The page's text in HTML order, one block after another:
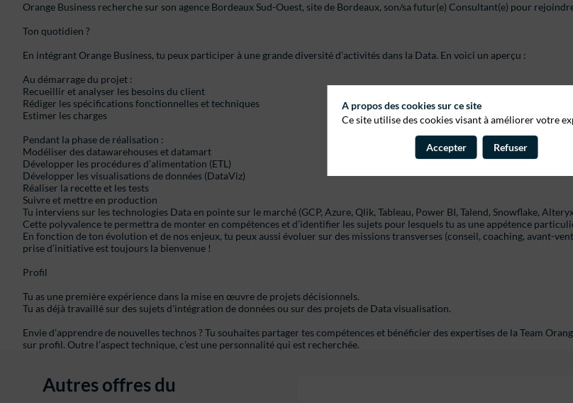
Orange Business recherche sur son agence Bordeaux Sud-Ouest, site de Bordeaux, son/sa futur(e) Consultant(e) pour
Ton quotidien ?
En intégrant Orange Business, tu peux participer à une grande diversité d’activités dans la Data. En voici un aperçu :
Au démarrage du projet :
Recueillir et analyser les besoins du client
Rédiger les spécifications fonctionnelles et techniques
Estimer les charges
Pendant la phase de réalisation :
Modéliser des datawarehouses et datamart
Développer les procédures d’alimentation (ETL)
Développer les visualisations de données (DataViz)
Réaliser la recette et les tests
Suivre et mettre en production
Tu interviens sur les technologies Data en pointe sur le marché (GCP, Azure, Qlik, Tableau, Power BI, Talend, Snowflake,
Cette polyvalence te permettra de monter en compétences et d’identifier les sujets pour lesquels tu as une appétence
En fonction de ton évolution et de nos enjeux, tu peux aussi évoluer sur des missions transverses (conseil, coaching, avant-
prise d’initiative est toujours la bienvenue !
Profil
Tu as une première expérience dans la mise en œuvre de projets décisionnels.
Tu as déjà travaillé sur des sujets d'intégration de données ou sur des projets de Data visualisation.
Envie d’apprendre de nouvelles technos ? Tu souhaites partager tes compétences et bénéficier des expertises de la Team
sur profil. Outre l’aspect technique, c’est une personnalité qui est recherchée.
Autres offres du
A propos des cookies sur ce site
Ce site utilise des cookies visant à améliorer votre
Accepter Refuser